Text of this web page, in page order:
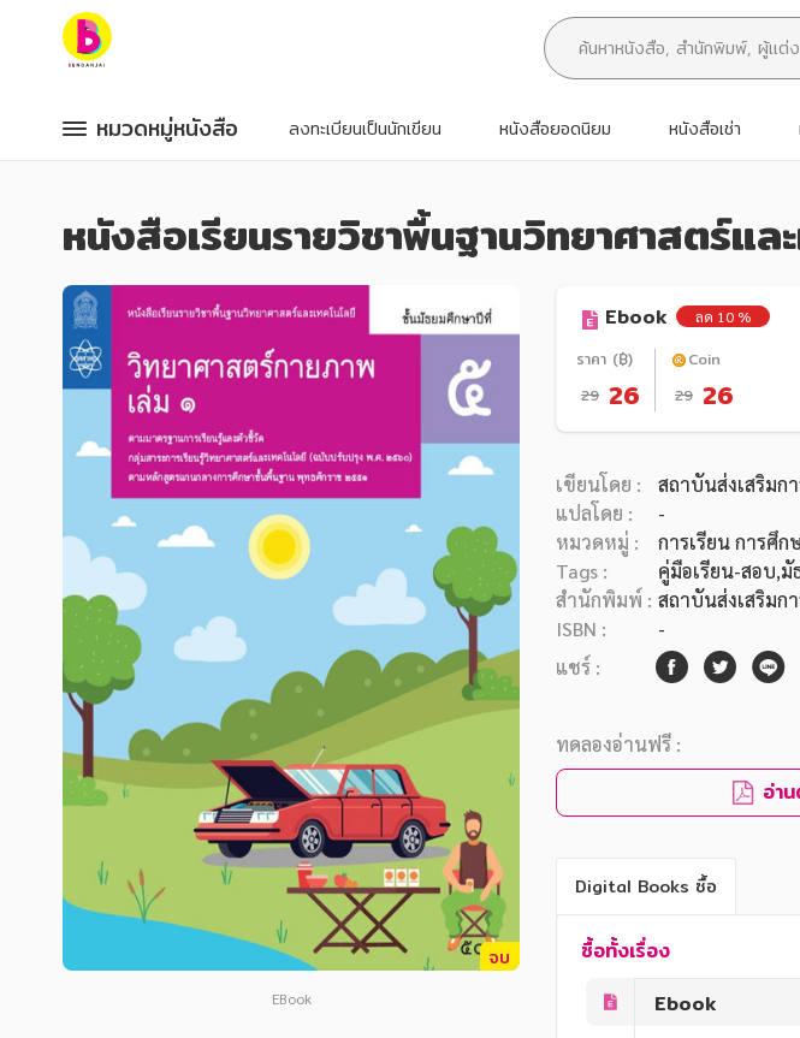
หมวดหมู่หนังสือ
หมวดหมู่ยอดนิยม
หนังสือออกใหม่
หนังสือยอดนิยม
หนังสือเช่า
อีบุ๊กอ่านฟรี
หนังสือเสียง
โปรโมชั่นลดราคา
หมวดหมู่หนังสือ
อาหาร สุขภาพ การแพทย์
ศิลปะ บันเทิง กีฬา ท่องเที่ยว
สังคม วัฒนธรรม การปกครอง ศาสนาและปรัชญา
ศาสนา และปรัชญา
กฎหมาย สัญญา ภาษี
การเงิน การลงทุน บริหาร
นิตยสาร หนังสือพิมพ์
ครอบครัว
การเกษตร ชีววิทยา
เทคโนโลยี การสื่อสาร วิทยาศาสตร์
หมวดหมู่หนังสือ
หมวดหมู่หนังสือ
หมวดหมู่ยอดนิยม
หนังสือออกใหม่
หนังสือยอดนิยม
หนังสือเช่า
อีบุ๊กอ่านฟรี
หนังสือเสียง
โปรโมชั่นลดราคา
หมวดหมู่หนังสือ
อาหาร สุขภาพ การแพทย์
ศิลปะ บันเทิง กีฬา ท่องเที่ยว
สังคม วัฒนธรรม การปกครอง ศาสนาและปรัชญา
ศาสนา และปรัชญา
กฎหมาย สัญญา ภาษี
การเงิน การลงทุน บริหาร
นิตยสาร หนังสือพิมพ์
ครอบครัว
การเกษตร ชีววิทยา
เทคโนโลยี การสื่อสาร วิทยาศาสตร์
ลงทะเบียนเป็นนักเขียน หนังสือยอดนิยม หนังสือเช่า
หนังสือเรียนรายวิชาพื้นฐานวิทยาศาสตร์แล
จบ
EBook
Ebook ลด 10 %
ราคา (฿)
29 26
Coin
29 26
เขียนโดย :
สถาบันส่งเสริมก
แปลโดย :
-
หมวดหมู่ :
การเรียน การศึก
Tags :
คู่มือเรียน-สอบ,มั
สำนักพิมพ์ : สถาบันส่งเสริมก
ISBN :
-
แชร์ :
ทดลองอ่านฟรี :
อ่า
Digital Books ซื้อ
ซื้อทั้งเรื่อง
Ebook